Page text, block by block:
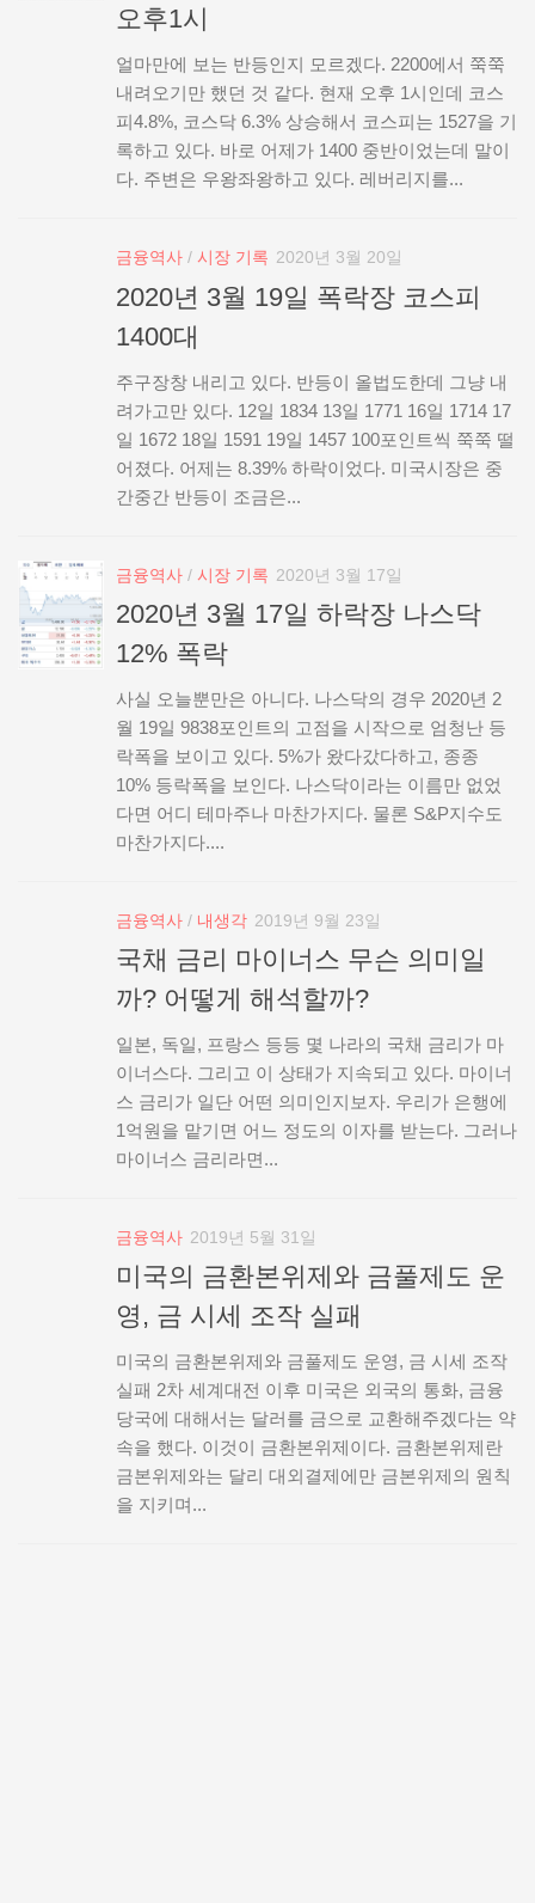
오후1시
얼마만에 보는 반등인지 모르겠다. 2200에서 쭉쭉
내려오기만 했던 것 같다. 현재 오후 1시인데 코스
피4.8%, 코스닥 6.3% 상승해서 코스피는 1527을 기
록하고 있다. 바로 어제가 1400 중반이었는데 말이
다. 주변은 우왕좌왕하고 있다. 레버리지를...
금융역사 / 시장 기록 2020년 3월 20일
2020년 3월 19일 폭락장 코스피
1400대
주구장창 내리고 있다. 반등이 올법도한데 그냥 내
려가고만 있다. 12일 1834 13일 1771 16일 1714 17
일 1672 18일 1591 19일 1457 100포인트씩 쭉쭉 떨
어졌다. 어제는 8.39% 하락이었다. 미국시장은 중
간중간 반등이 조금은...
금융역사 / 시장 기록 2020년 3월 17일
2020년 3월 17일 하락장 나스닥
12% 폭락
사실 오늘뿐만은 아니다. 나스닥의 경우 2020년 2
월 19일 9838포인트의 고점을 시작으로 엄청난 등
락폭을 보이고 있다. 5%가 왔다갔다하고, 종종
10% 등락폭을 보인다. 나스닥이라는 이름만 없었
다면 어디 테마주나 마찬가지다. 물론 S&P지수도
마찬가지다....
금융역사 / 내생각 2019년 9월 23일
국채 금리 마이너스 무슨 의미일
까? 어떻게 해석할까?
일본, 독일, 프랑스 등등 몇 나라의 국채 금리가 마
이너스다. 그리고 이 상태가 지속되고 있다. 마이너
스 금리가 일단 어떤 의미인지보자. 우리가 은행에
1억원을 맡기면 어느 정도의 이자를 받는다. 그러나
마이너스 금리라면...
금융역사 2019년 5월 31일
미국의 금환본위제와 금풀제도 운
영, 금 시세 조작 실패
미국의 금환본위제와 금풀제도 운영, 금 시세 조작
실패 2차 세계대전 이후 미국은 외국의 통화, 금융
당국에 대해서는 달러를 금으로 교환해주겠다는 약
속을 했다. 이것이 금환본위제이다. 금환본위제란
금본위제와는 달리 대외결제에만 금본위제의 원칙
을 지키며...